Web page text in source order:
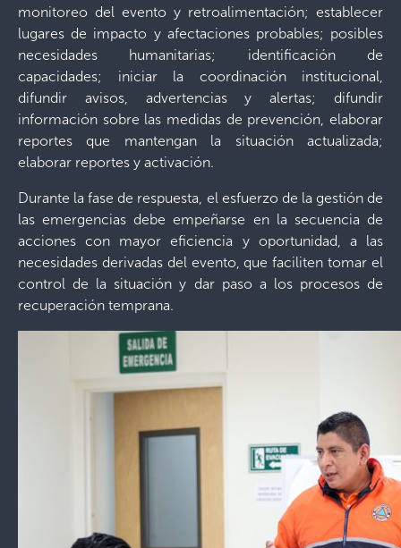
monitoreo del evento y retroalimentación; establecer
lugares de impacto y afectaciones probables; posibles
necesidades humanitarias; identificación de
capacidades; iniciar la coordinación institucional,
difundir avisos, advertencias y alertas; difundir
información sobre las medidas de prevención, elaborar
reportes que mantengan la situación actualizada;
elaborar reportes y activación.
Durante la fase de respuesta, el esfuerzo de la gestión de
las emergencias debe empeñarse en la secuencia de
acciones con mayor eficiencia y oportunidad, a las
necesidades derivadas del evento, que faciliten tomar el
control de la situación y dar paso a los procesos de
recuperación temprana.